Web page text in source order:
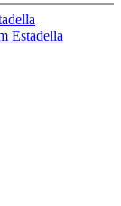
Estadella